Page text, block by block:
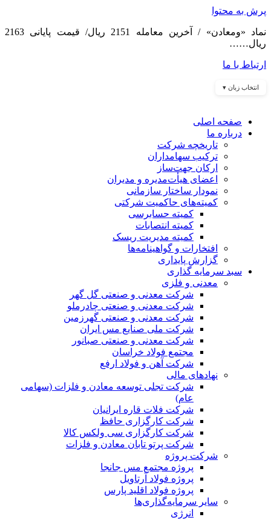
پرش به محتوا
نماد «ومعادن» / آخرین معامله 2151 ریال/ قیمت پایانی 2163
ریال……
ارتباط با ما
انتخاب زبان ▾
صفحه اصلی
درباره ما
تاریخچه شرکت
ترکیب سهامداران
ارکان جهت‌ساز
اعضای هیأت‌مدیره و مدیران
نمودار ساختار سازمانی
کمیته‌های حاکمیت شرکتی
کمیته حسابرسی
کمیته انتصابات
کمیته مدیریت ریسک
افتخارات و گواهینامه‌ها
گزارش پایداری
سبد سرمایه گذاری
معدنی و فلزی
شرکت معدنی و صنعتی گل گهر
شرکت معدنی و صنعتی چادرملو
شرکت معدنی و صنعتی گهرزمین
شرکت ملی صنایع مس ایران
شرکت معدنی و صنعتی صبانور
مجتمع فولاد خراسان
شرکت آهن و فولاد ارفع
نهادهای مالی
شرکت تجلی توسعه معادن و فلزات (سهامی
عام)
شرکت فلات قاره ایرانیان
شرکت کارگزاری حافظ
شرکت کارگزاری سی ولکس کالا
شرکت پرتو تابان معادن و فلزات
شرکت پروژه
پروژه مجتمع مس جانجا
پروژه فولاد آرتاویل
پروژه فولاد اقلید پارس
سایر سرمایه‌گذاری‌ها
انرژی